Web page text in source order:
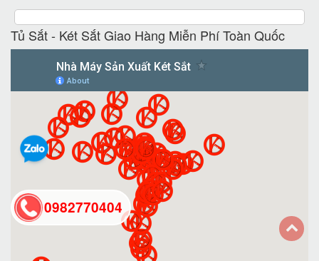
Tủ Sắt - Két Sắt Giao Hàng Miễn Phí Toàn Quốc
0982770404